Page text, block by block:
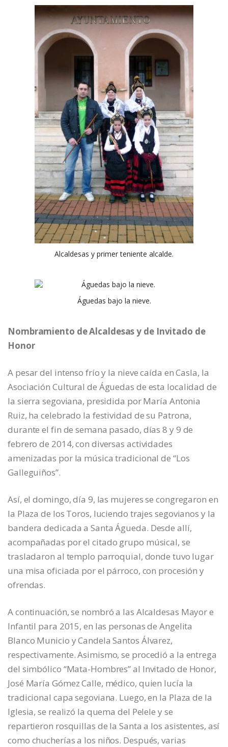
Alcaldesas y primer teniente alcalde.
Águedas bajo la nieve.
Nombramiento de Alcaldesas y de Invitado de
Honor
A pesar del intenso frío y la nieve caída en Casla, la
Asociación Cultural de Águedas de esta localidad de
la sierra segoviana, presidida por María Antonia
Ruiz, ha celebrado la festividad de su Patrona,
durante el fin de semana pasado, días 8 y 9 de
febrero de 2014, con diversas actividades
amenizadas por la música tradicional de “Los
Galleguiños”.
Así, el domingo, día 9, las mujeres se congregaron en
la Plaza de los Toros, luciendo trajes segovianos y la
bandera dedicada a Santa Águeda. Desde allí,
acompañadas por el citado grupo músical, se
trasladaron al templo parroquial, donde tuvo lugar
una misa oficiada por el párroco, con procesión y
ofrendas.
A continuación, se nombró a las Alcaldesas Mayor e
Infantil para 2015, en las personas de Angelita
Blanco Municio y Candela Santos Álvarez,
respectivamente. Asimismo, se procedió a la entrega
del simbólico “Mata-Hombres” al Invitado de Honor,
José María Gómez Calle, médico, quien lucía la
tradicional capa segoviana. Luego, en la Plaza de la
Iglesia, se realizó la quema del Pelele y se
repartieron rosquillas de la Santa a los asistentes, así
como chucherías a los niños. Después, varias